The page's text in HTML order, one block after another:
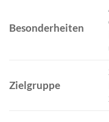
Besonderheiten
Zielgruppe